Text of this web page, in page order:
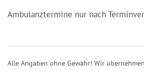
Ambulanztermine nur nach
Alle Angaben ohne Gewähr! Wir